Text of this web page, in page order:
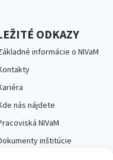
ODKAZY
informácie o NIVaM
nás nájdete
NIVaM
inštitúcie